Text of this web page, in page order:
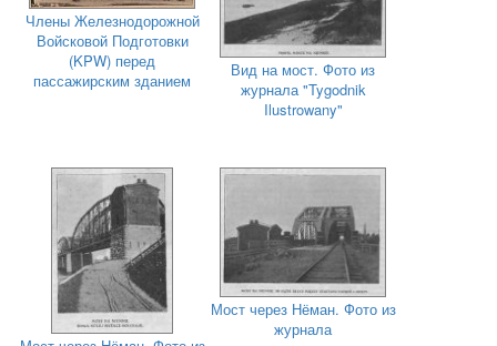
Члены Железнодорожной
Войсковой Подготовки
(KPW) перед
пассажирским зданием
Вид на мост. Фото из
журнала "Tygodnik
Ilustrowany"
Мост через Нёман. Фото из
журнала